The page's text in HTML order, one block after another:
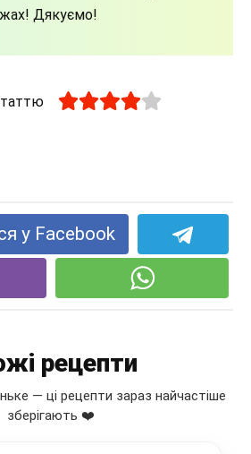
Дякуємо!
у Facebook
рецепти
— ці рецепти зараз найчастіше
зберігають ❤️